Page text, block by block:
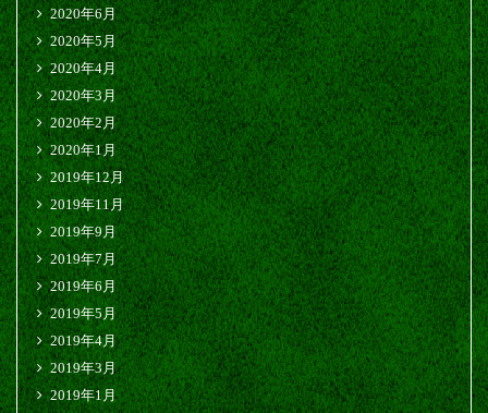
2020年6月
2020年5月
2020年4月
2020年3月
2020年2月
2020年1月
2019年12月
2019年11月
2019年9月
2019年7月
2019年6月
2019年5月
2019年4月
2019年3月
2019年1月